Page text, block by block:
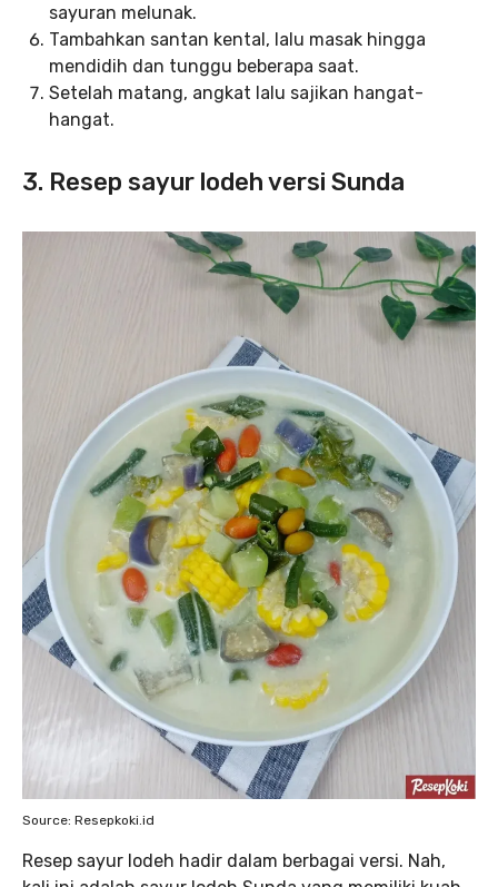
sayuran melunak.
Tambahkan santan kental, lalu masak hingga
mendidih dan tunggu beberapa saat.
Setelah matang, angkat lalu sajikan hangat-
hangat.
3. Resep sayur lodeh versi Sunda
Source: Resepkoki.id
Resep sayur lodeh hadir dalam berbagai versi. Nah,